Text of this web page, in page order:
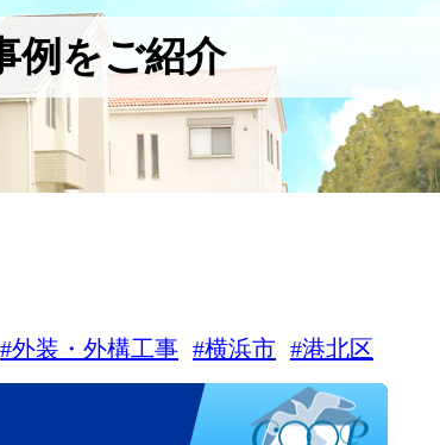
例をご紹介
#外装・外構工事 #横浜市 #港北区